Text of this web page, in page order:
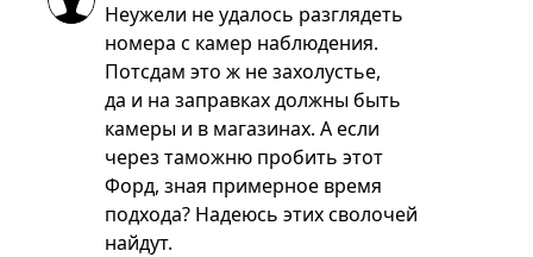
Неужели не удалось разглядеть
номера с камер наблюдения.
Потсдам это ж не захолустье,
да и на заправках должны быть
камеры и в магазинах. А если
через таможню пробить этот
Форд, зная примерное время
подхода? Надеюсь этих сволочей
найдут.